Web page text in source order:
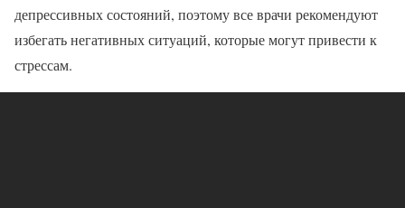
депрессивных состояний, поэтому все врачи рекомендуют
избегать негативных ситуаций, которые могут привести к
стрессам.